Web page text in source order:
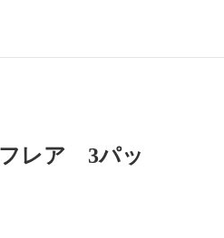
レア 3パッ